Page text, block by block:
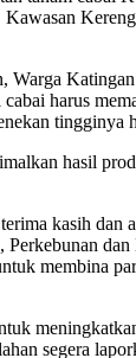
Kawasan
Warga
harus
tingginya
hasil
kasih dan
Perkebunan
membina
segera